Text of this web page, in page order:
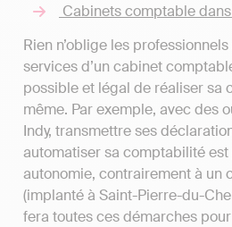
Cabinets comptable
Rien n’oblige les
services d’un cabinet
possible et légal de réaliser sa
même. Par exemple, avec des
Indy, transmettre ses
automatiser sa comptabilité
autonomie, contrairement à un
(implanté à Saint-Pierre-du-
fera toutes ces démarches